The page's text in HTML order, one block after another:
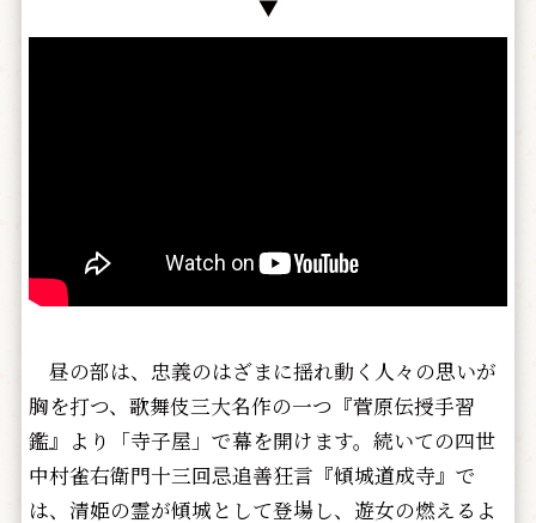
▼
昼の部は、忠義のはざまに揺れ動く人々の思いが
胸を打つ、歌舞伎三大名作の一つ『菅原伝授手習
鑑』より「寺子屋」で幕を開けます。続いての四世
中村雀右衛門十三回忌追善狂言『傾城道成寺』で
は、清姫の霊が傾城として登場し、遊女の燃えるよ